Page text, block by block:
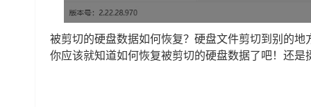
被剪切的硬盘数据如何恢复？硬盘文件剪切到别的
你应该就知道如何恢复被剪切的硬盘数据了吧！还